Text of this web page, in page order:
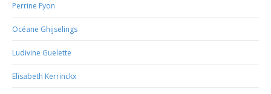
Perrine Fyon
Océane Ghijselings
Ludivine Guelette
Elisabeth Kerrinckx